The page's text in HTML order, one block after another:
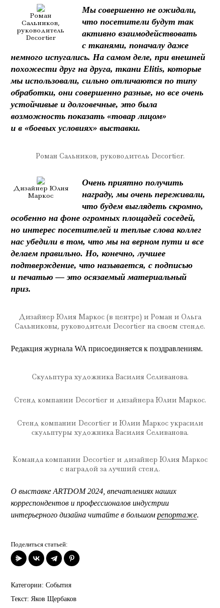
Роман
Сальников,
руководитель
Decortier
Мы совершенно не ожидали,
что посетители будут так
активно взаимодействовать
с тканями, поначалу даже
немного испугались. На самом деле, при внешней
похожести друг на друга, ткани Elitis, которые
мы использовали, сильно отличаются по типу
обработки, они совершенно разные, но все очень
устойчивые и долговечные, это была
возможность показать «товар лицом»
и в «боевых условиях» выставки.
Роман Сальников, руководитель Decortier.
Дизайнер Юлия
Маркос
Очень приятно получить
награду, мы очень переживали,
что будем выглядеть скромно,
особенно на фоне огромных площадей соседей,
но интерес посетителей и теплые слова коллег
нас убедили в том, что мы на верном пути и все
делаем правильно. Но, конечно, лучшее
подтверждение, что называется, с подписью
и печатью — это осязаемый материальный
приз.
Дизайнер Юлия Маркос (в центре) и Роман и Ольга
Сальниковы, руководители Decortier на своем стенде.
Редакция журнала WA присоединяется к поздравлениям.
Скульптура художника Василия Селиванова.
Стенд компании Decortier и дизайнера Юлии Маркос.
Стенд компании Decortier и Юлии Маркос украсили
скульптуры художника Василия Селиванова.
Команда компании Decortier и дизайнер Юлия Маркос
с наградой за лучший стенд.
О выставке ARTDOM 2024, впечатлениях наших
корреспондентов и профессионалов индустрии
интерьерного дизайна читайте в большомрепортаже.
Поделиться статьей:
Категории:События
Текст:Яков Щербаков